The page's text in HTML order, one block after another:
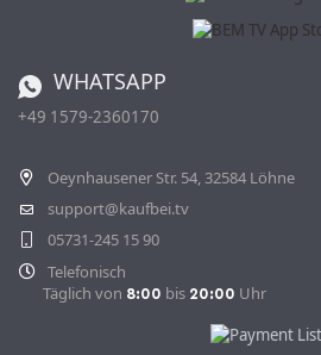
Vertrag widerrufen
WHATSAPP
+49 1579-2360170
Oeynhausener Str. 54, 32584 Löhne
support@kaufbei.tv
05731-245 15 90
Telefonisch
Täglich von 8:00 bis 20:00 Uhr